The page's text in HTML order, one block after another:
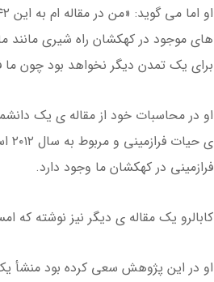
های موجود در کهکشان راه شیری مانند
برای یک تمدن دیگر نخواهد بود چون ما
او در محاسبات خود از مقاله ی یک
فرازمینی در کهکشان ما وجود دارد.
کابالرو یک مقاله ی دیگر نیز نوشته